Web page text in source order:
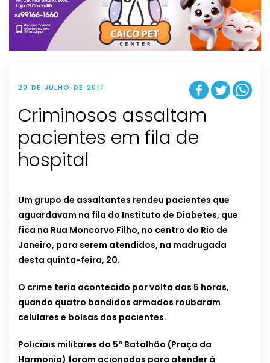
t
i
o
n
20 DE JULHO DE 2017
Criminosos assaltam
pacientes em fila de
hospital
Um grupo de assaltantes rendeu pacientes que
aguardavam na fila do Instituto de Diabetes, que
fica na Rua Moncorvo Filho, no centro do Rio de
Janeiro, para serem atendidos, na madrugada
desta quinta-feira, 20.
O crime teria acontecido por volta das 5 horas,
quando quatro bandidos armados roubaram
celulares e bolsas dos pacientes.
Policiais militares do 5º Batalhão (Praça da
Harmonia) foram acionados para atender à